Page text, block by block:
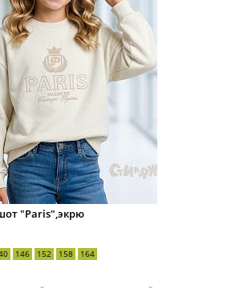
"Paris",экрю
146 152 158 164